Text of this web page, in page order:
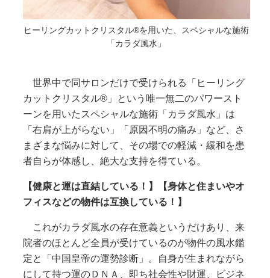
ヒーリングカットクリスタル®を用いた、スペシャルな施術
「カラダ風水」
世界中で同サロンだけで受けられる「ヒーリング
カットクリスタル®」という唯一無二のパワースト
ーンを用いたスペシャルな施術「カラダ風水」は
「右肩が上がらない」「原因不明の痛み」など、さ
まざまな悩みに対して、その場での軽減・緩和を患
者自らが体感し、絶大な支持を得ている。
【健康と運は直結している！】【身体と住まいやオ
フィスなどの物件は互換している！】
これがカラダ風水の存在意義というだけあり、来
院者のほとんど全員が受けているのが物件の風水鑑
定と「中国皇帝の運勢診断」。自身が生まれながら
にして持つ運のＤＮＡ、即ち社会性や財運、ビジネ